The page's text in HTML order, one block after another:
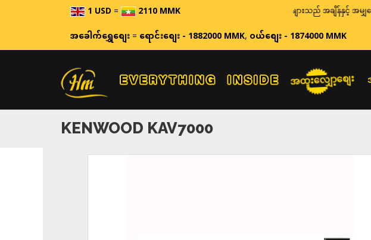
1 USD= 2110 MMK ဈေးနှုန်းများသည် အချိန်နှင့် အမျှပြောင်
အခေါက်ရွှေစျေး=ရောင်းစျေး - 1882000 MMK,ဝယ်စျေး - 1874000 MMK
အထူးလျှော့စျေး
KENWOOD KAV7000